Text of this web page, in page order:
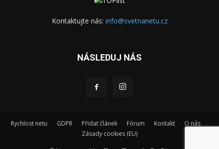
Kontaktujte nás: info@svetnanetu.cz
NÁSLEDUJ NÁS
Rychlost netu GDPR Přidat článek Fórum Kontakt
O nás
Zásady cookies (EU)